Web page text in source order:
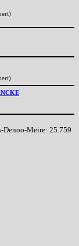
Denoo-Meire: 25.759